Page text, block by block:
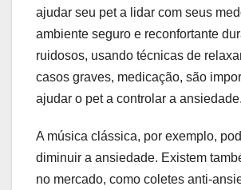
ajudar seu pet a lidar com seus
ambiente seguro e reconfortante
ruidosos, usando técnicas de
casos graves, medicação, são
ajudar o pet a controlar a ansiedade.
A música clássica, por exemplo,
diminuir a ansiedade. Existem
no mercado, como coletes anti-